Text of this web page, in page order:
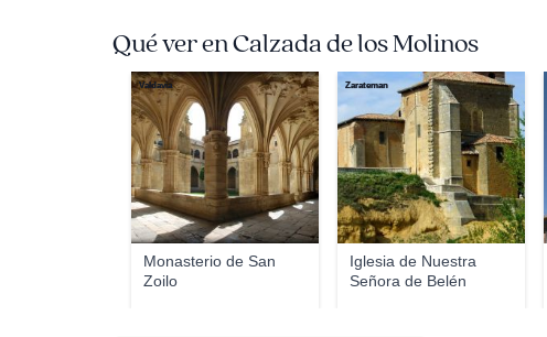
Qué ver en Calzada de los Molinos
Monasterio de San
Zoilo
Valdavia
Iglesia de Nuestra
Señora de Belén
Zarateman